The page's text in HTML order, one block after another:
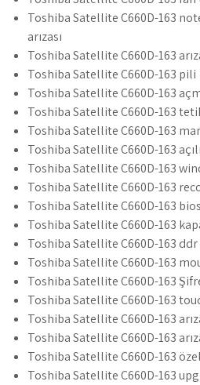
Toshiba Satellite C660D-163
arızası
Toshiba Satellite C660D-163
Toshiba Satellite C660D-163 pili
Toshiba Satellite C660D-163
Toshiba Satellite C660D-163
Toshiba Satellite C660D-163
Toshiba Satellite C660D-163
Toshiba Satellite C660D-163
Toshiba Satellite C660D-163
Toshiba Satellite C660D-163
Toshiba Satellite C660D-163
Toshiba Satellite C660D-163
Toshiba Satellite C660D-163
Toshiba Satellite C660D-163
Toshiba Satellite C660D-163
Toshiba Satellite C660D-163
Toshiba Satellite C660D-163
Toshiba Satellite C660D-163
Toshiba Satellite C660D-163